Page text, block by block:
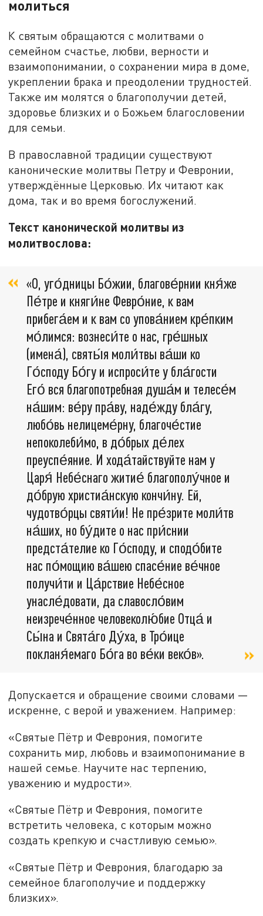
молиться
К святым обращаются с молитвами о
семейном счастье, любви, верности и
взаимопонимании, о сохранении мира в доме,
укреплении брака и преодолении трудностей.
Также им молятся о благополучии детей,
здоровье близких и о Божьем благословении
для семьи.
В православной традиции существуют
канонические молитвы Петру и Февронии,
утверждённые Церковью. Их читают как
дома, так и во время богослужений.
Текст канонической молитвы из
молитвослова:
«О, уго́дницы Бо́жии, благове́рнии кня́же
Пе́тре и княги́не Февро́ние, к вам
прибега́ем и к вам со упова́нием кре́пким
мо́лимся: вознеси́те о нас, гре́шных
(имена́), святы́я моли́твы ва́ши ко
Го́споду Бо́гу и испроси́те у бла́гости
Его́ вся благопотребная душа́м и телесе́м
на́шим: ве́ру пра́ву, наде́жду бла́гу,
любо́вь нелицеме́рну, благоче́стие
непоколеби́мо, в до́брых де́лех
преуспе́яние. И хода́тайствуйте нам у
Царя́ Небе́снаго житие́ благополу́чное и
до́брую христиа́нскую кончи́ну. Ей,
чудотво́рцы святи́и! Не пре́зрите моли́тв
на́ших, но бу́дите о нас при́снии
предста́телие ко Го́споду, и сподо́бите
нас по́мощию ва́шею спасе́ние ве́чное
получи́ти и Ца́рствие Небе́сное
унасле́довати, да славосло́вим
неизрече́нное человеколю́бие Отца́ и
Сы́на и Свята́го Ду́ха, в Тро́ице
покланя́емаго Бо́га во ве́ки веко́в».
Допускается и обращение своими словами —
искренне, с верой и уважением. Например:
«Святые Пётр и Феврония, помогите
сохранить мир, любовь и взаимопонимание в
нашей семье. Научите нас терпению,
уважению и мудрости».
«Святые Пётр и Феврония, помогите
встретить человека, с которым можно
создать крепкую и счастливую семью».
«Святые Пётр и Феврония, благодарю за
семейное благополучие и поддержку
близких».